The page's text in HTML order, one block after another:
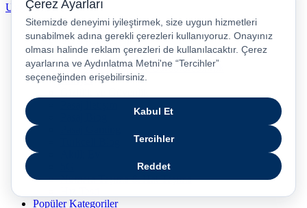
Uygulamayı İndir
Hakkımızda
Pasaj Genel Bakış
Haberler & Duyurular
Kurumsal İletişim ve Sürdürürebilirlik
Kariyer
Numara Taşıma & Hat Taşıma
Popüler Kategoriler